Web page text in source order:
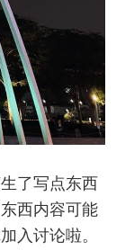
了写点东西
西内容可能
入讨论啦。